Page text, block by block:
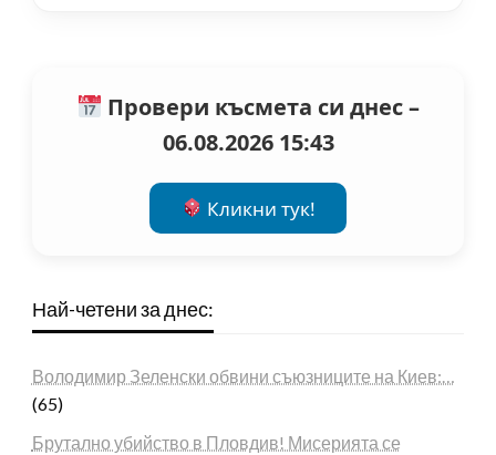
Провери късмета си днес –
06.08.2026 15:43
Кликни тук!
Най-четени за днес:
Володимир Зеленски обвини съюзниците на Киев:…
(65)
Брутално убийство в Пловдив! Мисерията се